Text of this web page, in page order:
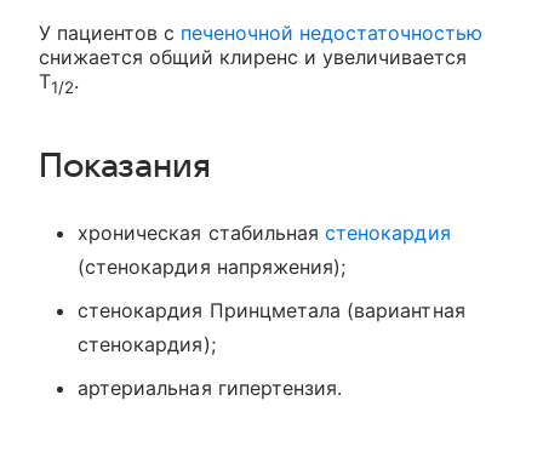
У пациентов с печеночной недостаточностью
снижается общий клиренс и увеличивается
T1/2.
Показания
хроническая стабильнаястенокардия
(стенокардия напряжения);
стенокардия Принцметала (вариантная
стенокардия);
артериальная гипертензия.